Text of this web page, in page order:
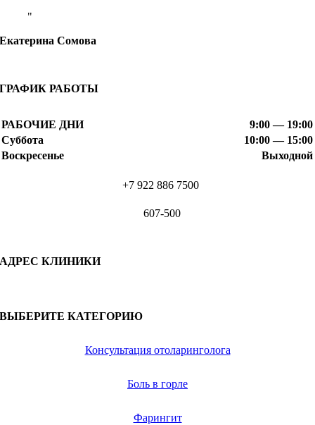
Екатерина Сомова
ГРАФИК РАБОТЫ
РАБОЧИЕ ДНИ
9:00 — 19:00
Суббота
10:00 — 15:00
Воскресенье
Выходной
+7 922 886 7500
607-500
АДРЕС КЛИНИКИ
ВЫБЕРИТЕ КАТЕГОРИЮ
Консультация отоларинголога
Боль в горле
Фарингит